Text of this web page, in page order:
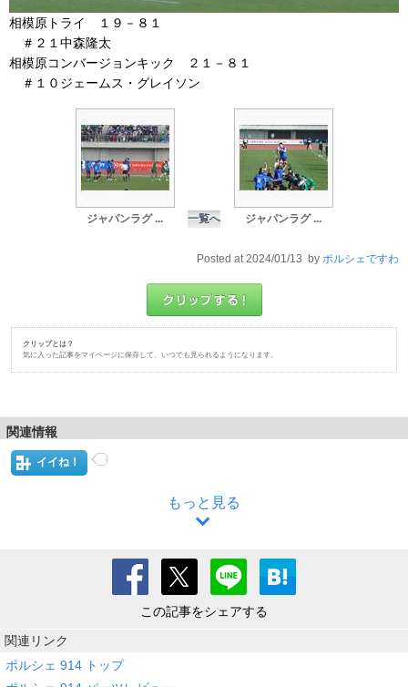
相模原トライ １９－８１
＃２１中森隆太
相模原コンバージョンキック ２１－８１
＃１０ジェームス・グレイソン
ジャパンラグ ... 一覧へ ジャパンラグ ...
Posted at 2024/01/13 by ポルシェですわ
クリップとは？
気に入った記事をマイページに保存して、いつでも見られるようになります。
関連情報
イイね！
もっと見る
この記事をシェアする
関連リンク
ポルシェ 914 トップ